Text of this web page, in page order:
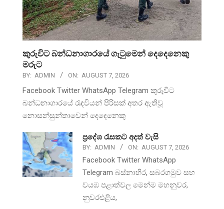
කුරුවිට බන්ධනාගාරයේ ගැටුමෙන් දෙදෙනෙකු
මරුට
BY: ADMIN ON: AUGUST 7, 2026
Facebook Twitter WhatsApp Telegram කුරුවිට
බන්ධනාගාරයේ රැඳවියන් පිරිසක් අතර ඇතිවූ
නොසන්සුන්තාවෙන් දෙදෙනෙකු
ප්‍රදේශ රැසකට අදත් වැසි
BY: ADMIN ON: AUGUST 7, 2026
Facebook Twitter WhatsApp
Telegram බස්නාහිර, සබරගමුව සහ
වයඹ පළාත්වල මෙන්ම මහනුවර,
නුවරඑළිය,